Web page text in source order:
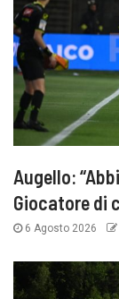
Augello:
Giocatore di
6 Agosto 2026